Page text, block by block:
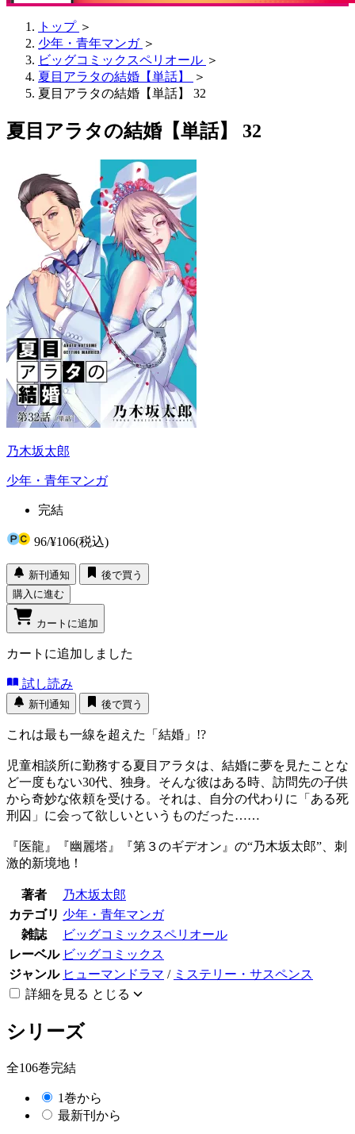
トップ ＞
少年・青年マンガ ＞
ビッグコミックスペリオール ＞
夏目アラタの結婚【単話】
＞
夏目アラタの結婚【単話】 32
夏目アラタの結婚【単話】 32
乃木坂太郎
少年・青年マンガ
完結
96/¥106(税込)
新刊通知
後で買う
購入に進む
カートに追加
カートに追加しました
試し読み
新刊通知 後で買う
これは最も一線を超えた「結婚」!?
児童相談所に勤務する夏目アラタは、結婚に夢を見たことな
ど一度もない30代、独身。そんな彼はある時、訪問先の子供
から奇妙な依頼を受ける。それは、自分の代わりに「ある死
刑囚」に会って欲しいというものだった……
『医龍』『幽麗塔』『第３のギデオン』の“乃木坂太郎”、刺
激的新境地！
著者
乃木坂太郎
カテゴリ 少年・青年マンガ
雑誌
ビッグコミックスペリオール
レーベル ビッグコミックス
ジャンル ヒューマンドラマ / ミステリー・サスペンス
詳細を見る とじる
シリーズ
全106巻完結
1巻から
最新刊から